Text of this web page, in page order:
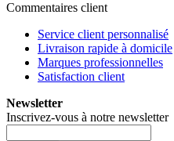
Commentaires client
Service client personnalisé
Livraison rapide à domicile
Marques professionnelles
Satisfaction client
Newsletter
Inscrivez-vous à notre newsletter